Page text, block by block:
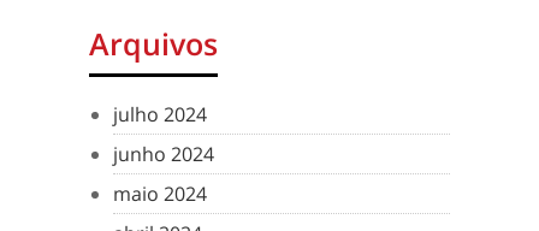
Arquivos
julho 2024
junho 2024
maio 2024